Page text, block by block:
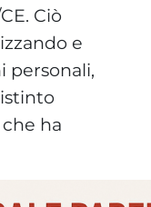
Ciò
e
personali,
ha